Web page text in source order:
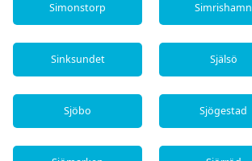
Simonstorp Simrishamn
Sinksundet Själsö
Sjöbo Sjögestad